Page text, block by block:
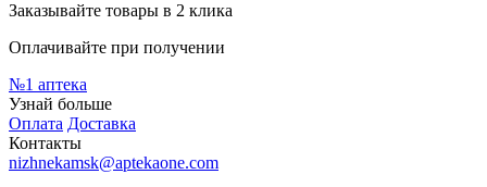
Заказывайте товары в 2 клика
Оплачивайте при получении
№1 аптека
Узнай больше
Оплата Доставка
Контакты
nizhnekamsk@aptekaone.com